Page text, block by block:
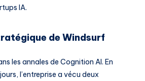
IA.
de Windsurf
les annales de Cognition AI. En
l’entreprise a vécu deux